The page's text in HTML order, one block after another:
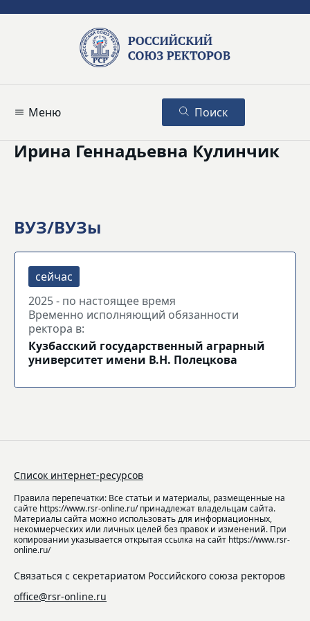
Меню Поиск
Ирина Геннадьевна Кулинчик
ВУЗ/ВУЗы
2025 - по настоящее время
Временно исполняющий обязанности
ректора в:
Кузбасский государственный аграрный
университет имени В.Н. Полецкова
Список интернет-ресурсов
Правила перепечатки: Все статьи и материалы, размещенные на
сайте https://www.rsr-online.ru/ принадлежат владельцам сайта.
Материалы сайта можно использовать для информационных,
некоммерческих или личных целей без правок и изменений. При
копировании указывается открытая ссылка на сайт https://www.rsr-
online.ru/
Связаться с секретариатом Российского союза ректоров
office@rsr-online.ru